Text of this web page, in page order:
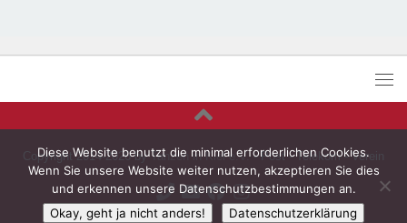
Copyright 2014-2026 byTanzen in Kiel e.V.- Post - Telekom - Verein
Diese Website benutzt die minimal erforderlichen Cookies.
Wenn Sie unsere Website weiter nutzen, akzeptieren Sie dies
und erkennen unsere Datenschutzbestimmungen an.
Okay, geht ja nicht anders!
Datenschutzerklärung